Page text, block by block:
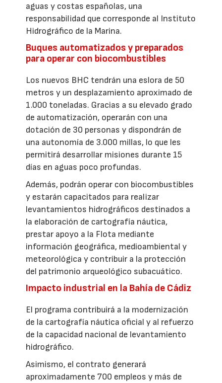
aguas y costas españolas, una
responsabilidad que corresponde al Instituto
Hidrográfico de la Marina.
Buques automatizados y preparados
para operar con biocombustibles
Los nuevos BHC tendrán una eslora de 50
metros y un desplazamiento aproximado de
1.000 toneladas. Gracias a su elevado grado
de automatización, operarán con una
dotación de 30 personas y dispondrán de
una autonomía de 3.000 millas, lo que les
permitirá desarrollar misiones durante 15
días en aguas poco profundas.
Además, podrán operar con biocombustibles
y estarán capacitados para realizar
levantamientos hidrográficos destinados a
la elaboración de cartografía náutica,
prestar apoyo a la Flota mediante
información geográfica, medioambiental y
meteorológica y contribuir a la protección
del patrimonio arqueológico subacuático.
Impacto industrial en la Bahía de Cádiz
El programa contribuirá a la modernización
de la cartografía náutica oficial y al refuerzo
de la capacidad nacional de levantamiento
hidrográfico.
Asimismo, el contrato generará
aproximadamente 700 empleos y más de